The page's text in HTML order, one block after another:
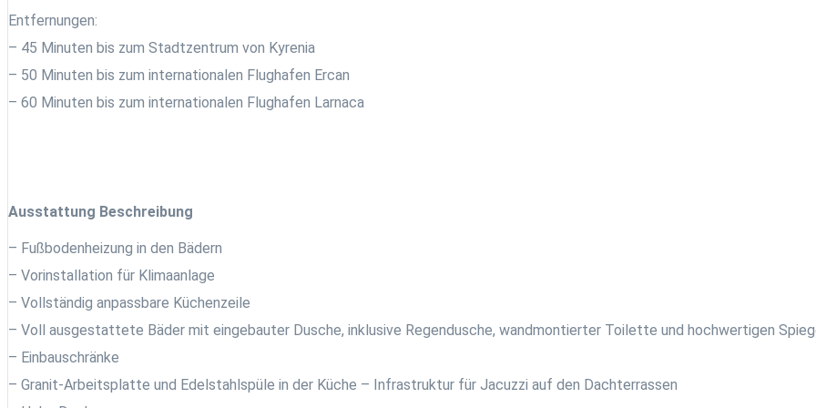
Entfernungen:
– 45 Minuten bis zum Stadtzentrum von Kyrenia
– 50 Minuten bis zum internationalen Flughafen Ercan
– 60 Minuten bis zum internationalen Flughafen Larnaca
Ausstattung Beschreibung
– Fußbodenheizung in den Bädern
– Vorinstallation für Klimaanlage
– Vollständig anpassbare Küchenzeile
– Voll ausgestattete Bäder mit eingebauter Dusche, inklusive Regendusche, wandmontierter Toilette und hochwertigen
– Einbauschränke
– Granit-Arbeitsplatte und Edelstahlspüle in der Küche – Infrastruktur für Jacuzzi auf den Dachterrassen